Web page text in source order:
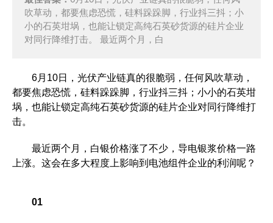
吹草动，都要焦虑恐慌，硅料跺跺脚，行业抖三抖；小
小的石英坩埚，也能让锁定高纯石英砂货源的硅片企业
对同行降维打击。 最近两个月，白
6月10日，光伏产业链真的很脆弱，任何风吹草动，
都要焦虑恐慌，硅料跺跺脚，行业抖三抖；小小的石英坩
埚，也能让锁定高纯石英砂货源的硅片企业对同行降维打
击。
最近两个月，白银价格涨了不少，导电银浆价格一路
上涨。这会在多大程度上影响到电池组件企业的利润呢？
01